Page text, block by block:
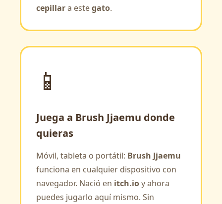
cepillara estegato.
📱
Juega a Brush Jjaemu donde
quieras
Móvil, tableta o portátil: Brush Jjaemu
funciona en cualquier dispositivo con
navegador. Nació en itch.ioy ahora
puedes jugarlo aquí mismo. Sin